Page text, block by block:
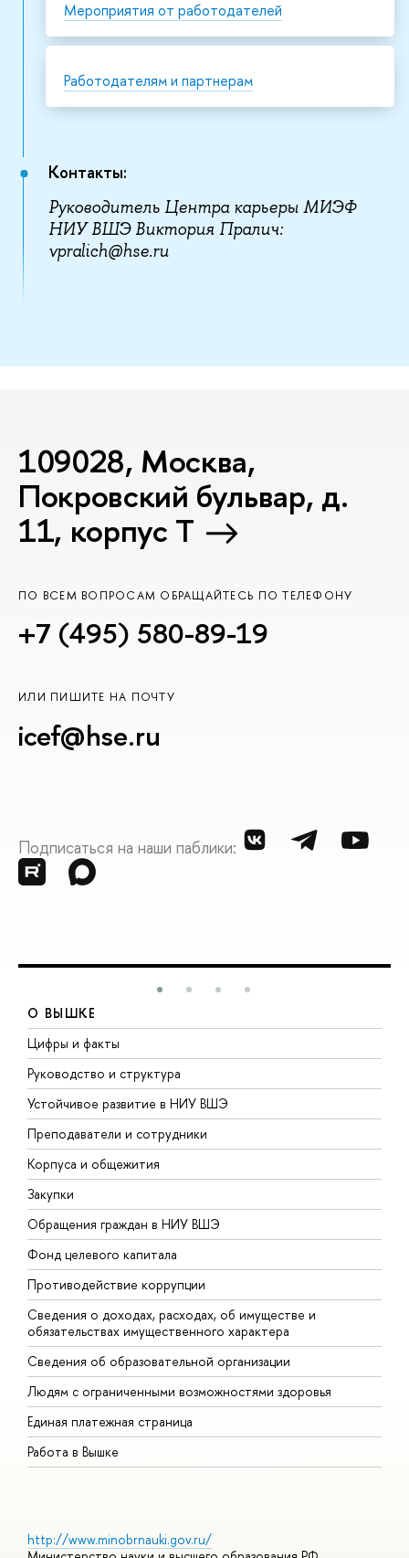
Мероприятия от работодателей
Работодателям и партнерам
Контакты:
Руководитель Центра карьеры МИЭФ
НИУ ВШЭ Виктория Пралич:
vpralich@hse.ru
109028, Москва,
Покровский бульвар, д.
11, корпус T
ПО ВСЕМ ВОПРОСАМ ОБРАЩАЙТЕСЬ ПО ТЕЛЕФОНУ
+7 (495) 580-89-19
ИЛИ ПИШИТЕ НА ПОЧТУ
icef@hse.ru
Подписаться на наши паблики:
О ВЫШКЕ
Цифры и факты
Руководство и структура
Устойчивое развитие в НИУ ВШЭ
Преподаватели и сотрудники
Корпуса и общежития
Закупки
Обращения граждан в НИУ ВШЭ
Фонд целевого капитала
Противодействие коррупции
Сведения о доходах, расходах, об имуществе и
обязательствах имущественного характера
Сведения об образовательной организации
Людям с ограниченными возможностями здоровья
Единая платежная страница
Работа в Вышке
http://www.minobrnauki.gov.ru/